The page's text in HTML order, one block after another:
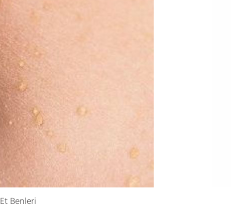
Et Benleri